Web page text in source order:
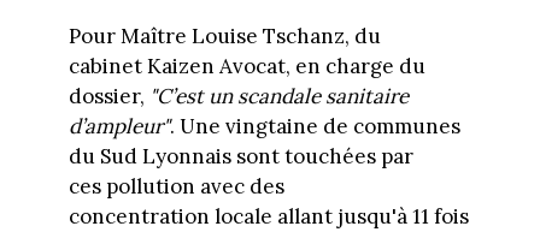
Pour Maître Louise Tschanz, du
cabinet Kaizen Avocat, en charge du
dossier, "C’est un scandale sanitaire
d’ampleur". Une vingtaine de communes
du Sud Lyonnais sont touchées par
ces pollution avec des
concentration locale allant jusqu'à 11 fois